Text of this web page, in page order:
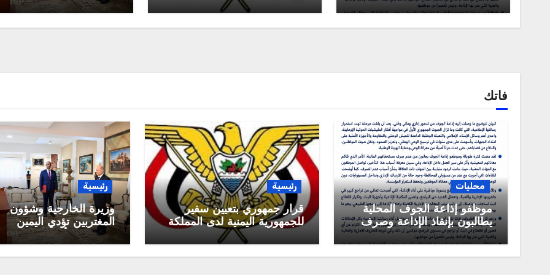
فاتك
محليات
موظفو إذاعة الجوف المحلية
يطالبون بإنقاذ الإذاعة وصرف
مستحقاتهم المالية
رئيسية
قرار جمهوري بتعيين سفير
للجمهورية اليمنية لدى المملكة
العربية السعودية
رئيسية
وزيرة الخارجية وشؤون
المغتربين تؤدي اليمين
الدستورية أمام رئيس
القيادة الرئاسي